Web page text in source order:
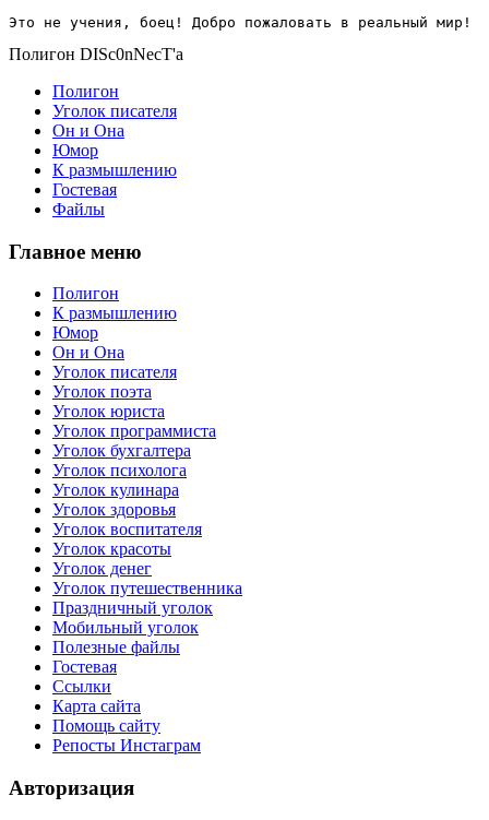
Это не учения, боец! Добро пожаловать в реальный мир!
Полигон DISc0nNecT'a
Полигон
Уголок писателя
Он и Она
Юмор
К размышлению
Гостевая
Файлы
Главное меню
Полигон
К размышлению
Юмор
Он и Она
Уголок писателя
Уголок поэта
Уголок юриста
Уголок программиста
Уголок бухгалтера
Уголок психолога
Уголок кулинара
Уголок здоровья
Уголок воспитателя
Уголок красоты
Уголок денег
Уголок путешественника
Праздничный уголок
Мобильный уголок
Полезные файлы
Гостевая
Ссылки
Карта сайта
Помощь сайту
Репосты Инстаграм
Авторизация